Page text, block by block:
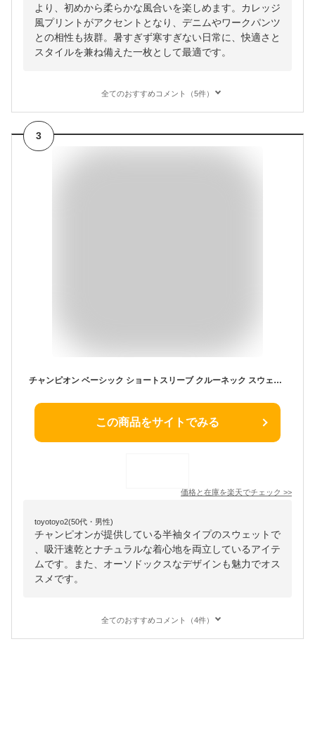
より、初めから柔らかな風合いを楽しめます。カレッジ
風プリントがアクセントとなり、デニムやワークパンツ
との相性も抜群。暑すぎず寒すぎない日常に、快適さと
スタイルを兼ね備えた一枚として最適です。
全てのおすすめコメント（5件）
3
チャンピオン ベーシック ショートスリーブ クルーネック スウェットシャツ 【キングサイズ 3L/4L/5L】 Champion BASIC C3-X017L/C3-B018L/C3-D016L メンズ 半袖
この商品をサイトでみる
価格と在庫を楽天でチェック >>
toyotoyo2(50代・男性)
チャンピオンが提供している半袖タイプのスウェットで
、吸汗速乾とナチュラルな着心地を両立しているアイテ
ムです。また、オーソドックスなデザインも魅力でオス
スメです。
全てのおすすめコメント（4件）